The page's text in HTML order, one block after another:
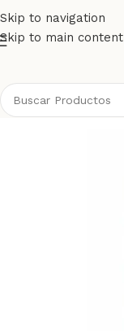
Skip to navigation
Skip to main content